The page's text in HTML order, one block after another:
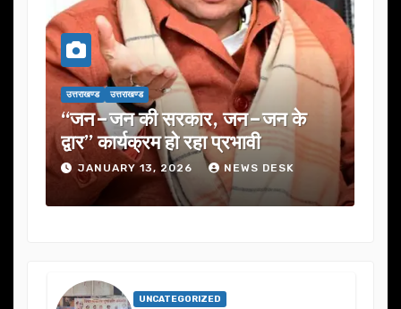
के
DESK
उत्तराखण्ड उत्तराखण्ड
यूजेवीएन लिमिटेड की 132वीं बोर्ड
में कई अहम प्रस्तावों को मंजूरी
JANUARY 13, 2026 NEWS DESK
UNCATEGORIZED